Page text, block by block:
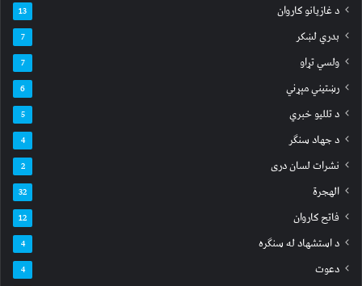
د غازیانو کاروان 13
بدري لښکر 7
ولسي تړاو 7
رښتیني مېړني 6
د تللیو خبري 5
د جهاد سنګر 4
نشرات لسان دری 2
الهجرة 32
فاتح کاروان 12
د استشهاد له سنګره 4
دعوت 4